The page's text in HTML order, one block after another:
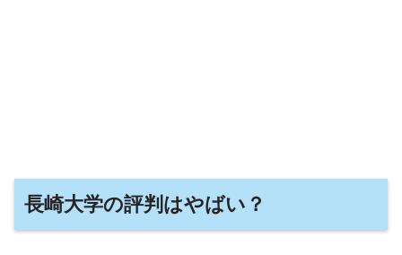
長崎大学の評判はやばい？